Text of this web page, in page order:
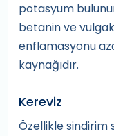
potasyum
betanin ve
enflamasyonu
kaynağıdır.
Kereviz
Özellikle sindirim